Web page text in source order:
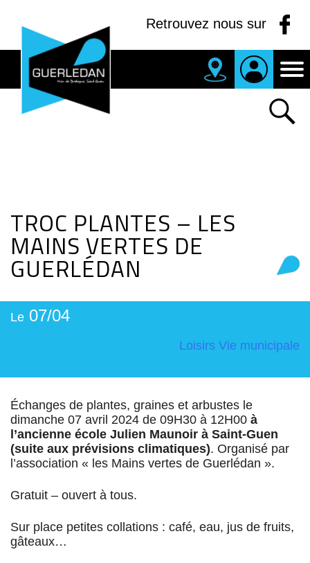
Retrouvez nous sur
TROC PLANTES – LES
MAINS VERTES DE
GUERLÉDAN
Le 07/04
Loisirs Vie municipale
Échanges de plantes, graines et arbustes le
dimanche 07 avril 2024 de 09H30 à 12H00 à
l’ancienne école Julien Maunoir à Saint-Guen
(suite aux prévisions climatiques). Organisé par
l’association « les Mains vertes de Guerlédan ».
Gratuit – ouvert à tous.
Sur place petites collations : café, eau, jus de fruits,
gâteaux…